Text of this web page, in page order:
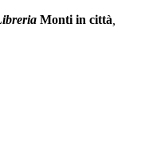
Monti in città